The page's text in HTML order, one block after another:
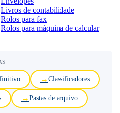
Livros de contabilidade
Rolos para fax
Rolos para máquina de calcular
Classificadores
Pastas de arquivo